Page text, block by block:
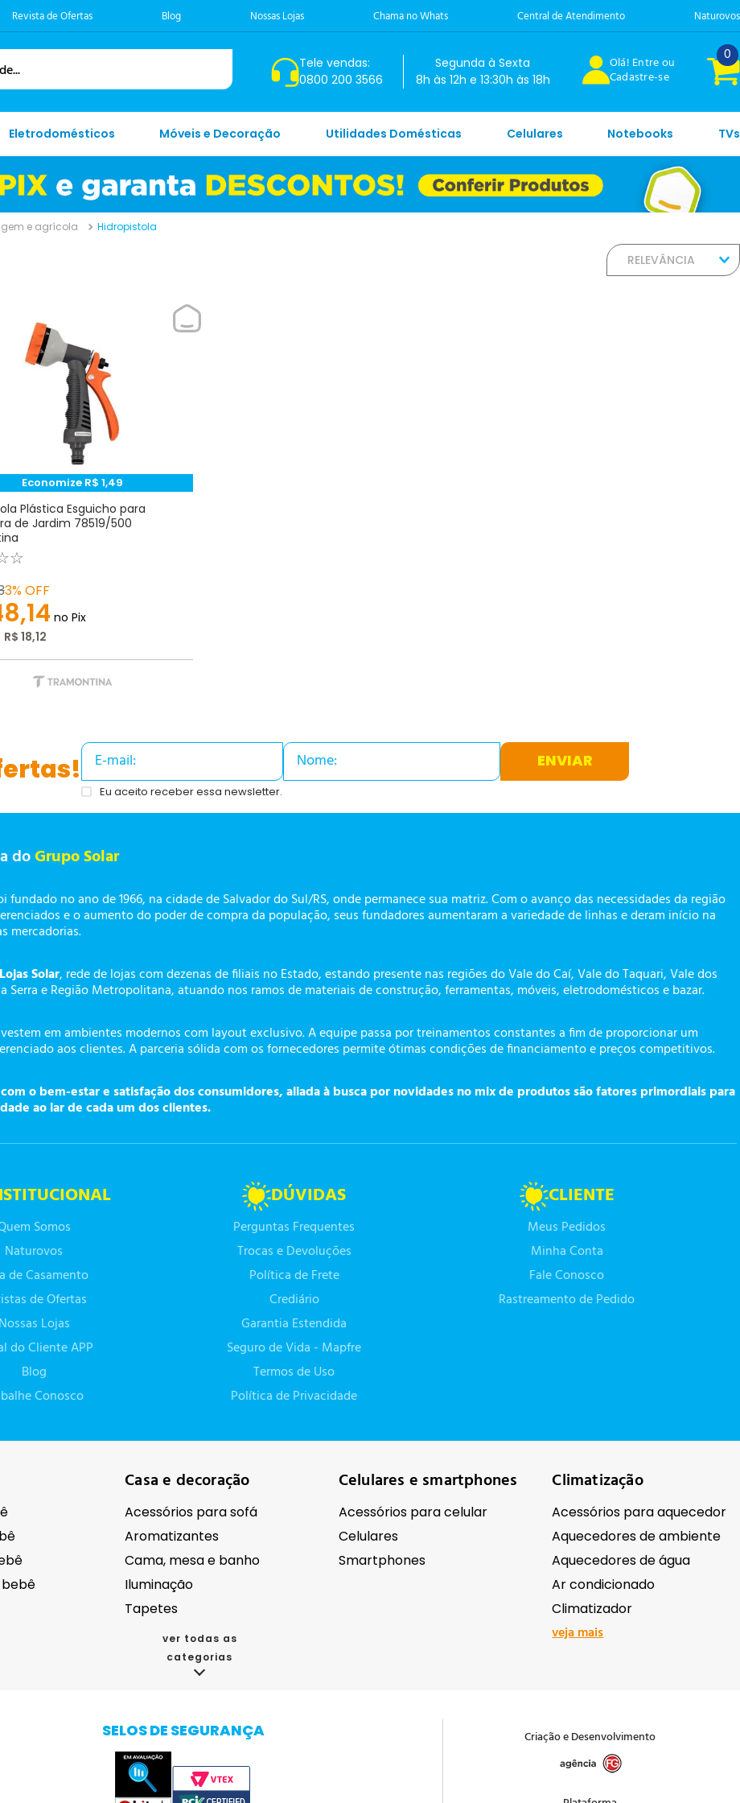
Revista de Ofertas Blog Nossas Lojas Chama no Whats Central de Atendimento Naturovos
Tele vendas:
0800 200 3566
Segunda à Sexta
8h às 12h e 13:30h às 18h
Olá! Entre ou
Cadastre-se
0
Eletrodomésticos Móveis e Decoração Utilidades Domésticas Celulares Notebooks TVs
e agrícola Hidropistola
RELEVÂNCIA
Economize R$ 1,49
Plástica Esguicho para
de Jardim 78519/500
☆
3%OFF
,14 no Pix
R$ 18,12
ENVIAR
Eu aceito receber essa newsletter.
doGrupo Solar
fundado no ano de 1966, na cidade de Salvador do Sul/RS, onde permanece sua matriz. Com o avanço das necessidades da região
e o aumento do poder de compra da população, seus fundadores aumentaram a variedade de linhas e deram início na
mercadorias.
Lojas Solar, rede de lojas com dezenas de filiais no Estado, estando presente nas regiões do Vale do Caí, Vale do Taquari, Vale dos
Serra e Região Metropolitana, atuando nos ramos de materiais de construção, ferramentas, móveis, eletrodomésticos e bazar.
em ambientes modernos com layout exclusivo. A equipe passa por treinamentos constantes a fim de proporcionar um
aos clientes. A parceria sólida com os fornecedores permite ótimas condições de financiamento e preços competitivos.
o bem-estar e satisfação dos consumidores, aliada à busca por novidades no mix de produtos são fatores primordiais para
ao lar de cada um dos clientes.
Somos
Naturovos
de Casamento
de Ofertas
Nossas Lojas
do Cliente APP
Blog
Conosco
DÚVIDAS
Perguntas Frequentes
Trocas e Devoluções
Política de Frete
Crediário
Garantia Estendida
Seguro de Vida - Mapfre
Termos de Uso
Política de Privacidade
CLIENTE
Meus Pedidos
Minha Conta
Fale Conosco
Rastreamento de Pedido
Casa e decoração
Acessórios para sofá
Aromatizantes
Cama, mesa e banho
Iluminação
Tapetes
Celulares e smartphones
Acessórios para celular
Celulares
Smartphones
Climatização
Acessórios para aquecedor
Aquecedores de ambiente
Aquecedores de água
Ar condicionado
Climatizador
veja mais
Cafeteiras
Andaimes e cavaletes
ver todas as
categorias
SELOS DE SEGURANÇA Criação e Desenvolvimento